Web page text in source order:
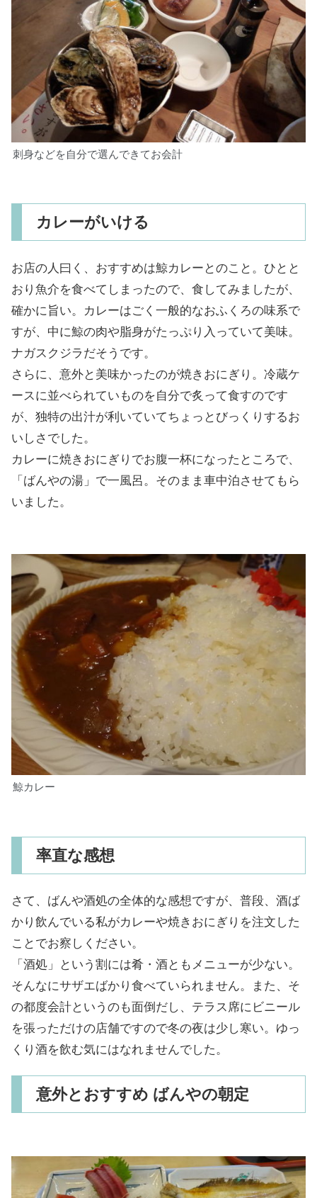
刺身などを自分で選んできてお会計
カレーがいける
お店の人曰く、おすすめは鯨カレーとのこと。ひとと
おり魚介を食べてしまったので、食してみましたが、
確かに旨い。カレーはごく一般的なおふくろの味系で
すが、中に鯨の肉や脂身がたっぷり入っていて美味。
ナガスクジラだそうです。
さらに、意外と美味かったのが焼きおにぎり。冷蔵ケ
ースに並べられていものを自分で炙って食すのです
が、独特の出汁が利いていてちょっとびっくりするお
いしさでした。
カレーに焼きおにぎりでお腹一杯になったところで、
「ばんやの湯」で一風呂。そのまま車中泊させてもら
いました。
鯨カレー
率直な感想
さて、ばんや酒処の全体的な感想ですが、普段、酒ば
かり飲んでいる私がカレーや焼きおにぎりを注文した
ことでお察しください。
「酒処」という割には肴・酒ともメニューが少ない。
そんなにサザエばかり食べていられません。また、そ
の都度会計というのも面倒だし、テラス席にビニール
を張っただけの店舗ですので冬の夜は少し寒い。ゆっ
くり酒を飲む気にはなれませんでした。
意外とおすすめ ばんやの朝定